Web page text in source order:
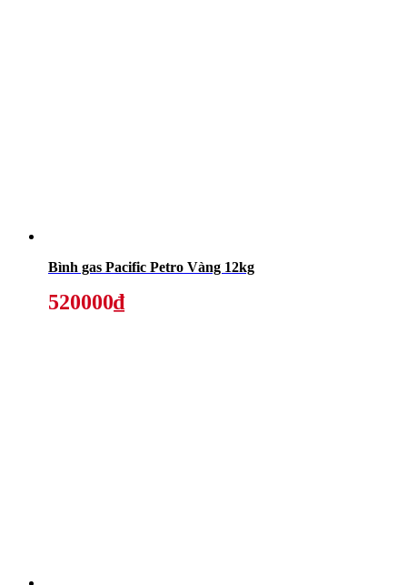
Bình gas Pacific Petro Vàng 12kg
520000₫